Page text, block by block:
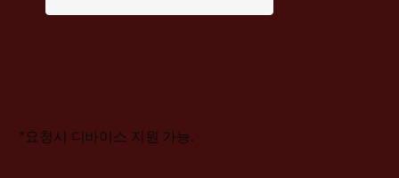
*요청시 디바이스 지원 가능.